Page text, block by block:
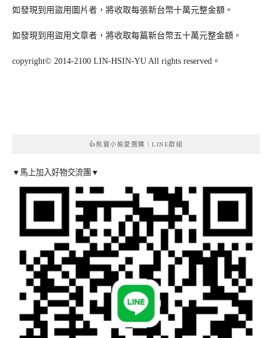
如發現到用盜用圖片者，將收取每張新台幣十萬元整金額。
如發現到用盜用文章者，將收取每篇新台幣五十萬元整金額。
copyright© 2014-2100 LIN-HSIN-YU All rights reserved。
👍熊寶小榆愛團購｜LINE群組
▼馬上加入好物交流團▼